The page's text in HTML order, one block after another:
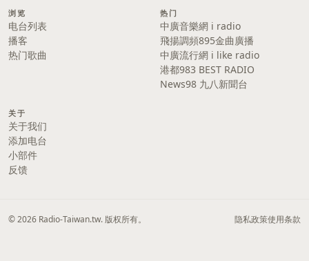
浏览
电台列表
播客
热门歌曲
热门
中廣音樂網 i radio
飛揚調頻895金曲廣播
中廣流行網 i like radio
港都983 BEST RADIO
News98 九八新聞台
关于
关于我们
添加电台
小部件
反馈
© 2026 Radio-Taiwan.tw. 版权所有。 隐私政策使用条款